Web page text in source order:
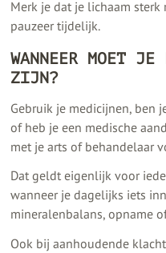
Merk je dat je lichaam sterk
pauzeer tijdelijk.
WANNEER MOET
ZIJN?
Gebruik je medicijnen, ben
of heb je een medische
met je arts of behandelaar
Dat geldt eigenlijk voor
wanneer je dagelijks iets
mineralenbalans, opname
Ook bij aanhoudende